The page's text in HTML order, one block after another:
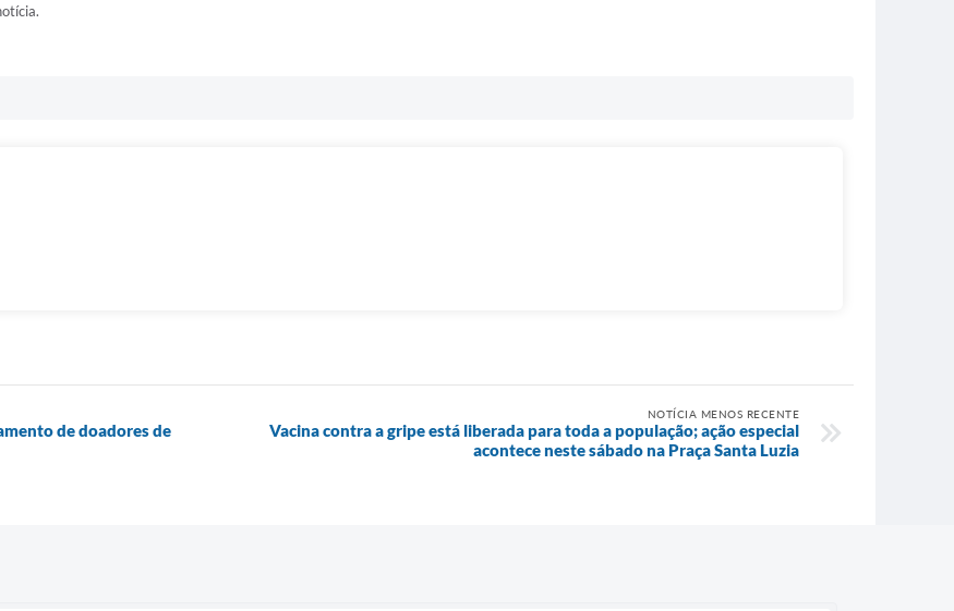
de doadores de
NOTÍCIA MENOS RECENTE
Vacina contra a gripe está liberada para toda a população; ação especial
acontece neste sábado na Praça Santa Luzia